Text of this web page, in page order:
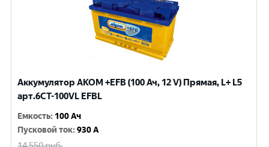
Аккумулятор AKOM +EFB (100 Ач, 12 V) Прямая, L+ L5
арт.6СТ-100VL EFBL
Емкость: 100 Ач
Пусковой ток:930 A